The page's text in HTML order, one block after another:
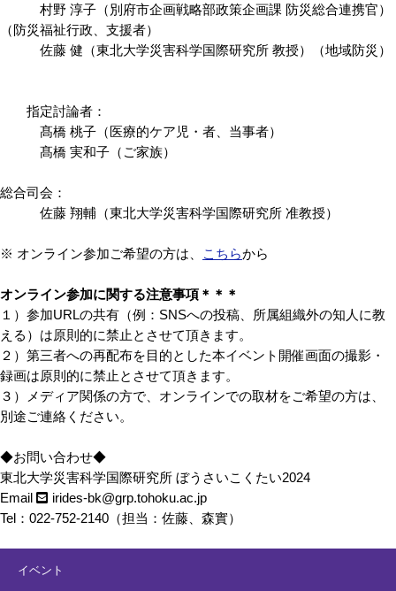
村野 淳子（別府市企画戦略部政策企画課 防災総合連携官）
（防災福祉行政、支援者）
佐藤 健（東北大学災害科学国際研究所 教授）（地域防災）
指定討論者：
髙橋 桃子（医療的ケア児・者、当事者）
髙橋 実和子（ご家族）
総合司会：
佐藤 翔輔（東北大学災害科学国際研究所 准教授）
※ オンライン参加ご希望の方は、 こちらから
オンライン参加に関する注意事項＊＊＊
１）参加URLの共有（例：SNSへの投稿、所属組織外の知人に教
える）は原則的に禁止とさせて頂きます。
２）第三者への再配布を目的とした本イベント開催画面の撮影・
録画は原則的に禁止とさせて頂きます。
３）メディア関係の方で、オンラインでの取材をご希望の方は、
別途ご連絡ください。
◆お問い合わせ◆
東北大学災害科学国際研究所 ぼうさいこくたい2024
Email
irides-bk@grp.tohoku.ac.jp
Tel：022-752-2140（担当：佐藤、森實）
イベント